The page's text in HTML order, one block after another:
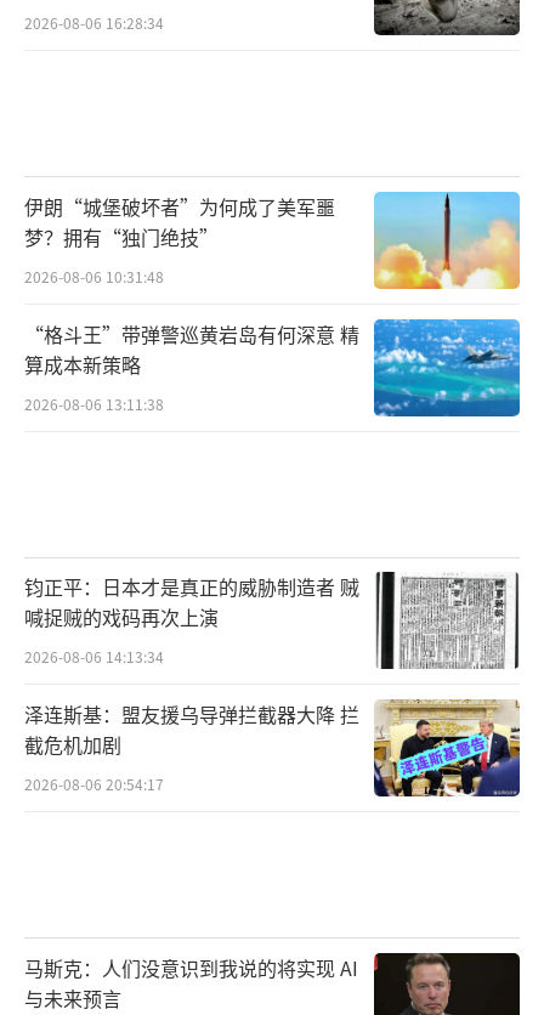
2026-08-06 16:28:34
伊朗“城堡破坏者”为何成了美军噩
梦？拥有“独门绝技”
2026-08-06 10:31:48
“格斗王”带弹警巡黄岩岛有何深意 精
算成本新策略
2026-08-06 13:11:38
钧正平：日本才是真正的威胁制造者 贼
喊捉贼的戏码再次上演
2026-08-06 14:13:34
泽连斯基：盟友援乌导弹拦截器大降 拦
截危机加剧
2026-08-06 20:54:17
马斯克：人们没意识到我说的将实现 AI
与未来预言